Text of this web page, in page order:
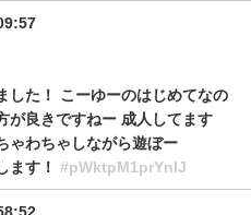
した！ こーゆーのはじめてなの
が良きですねー 成人してます
ゃわちゃしながら遊ぼー
ます！ #pWktpM1prYnlJ